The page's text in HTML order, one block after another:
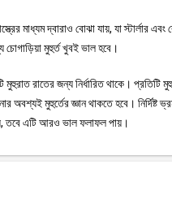
মাধ্যম দ্বারাও বোঝা যায়, যা স্টার্লার
মুহুর্ত খুবই ভাল হবে।
রাতের জন্য নির্ধারিত থাকে। প্রতিটি
মুহুর্তের জ্ঞান থাকতে হবে। নির্দিষ্ট
তবে এটি আরও ভাল ফলাফল পায়।